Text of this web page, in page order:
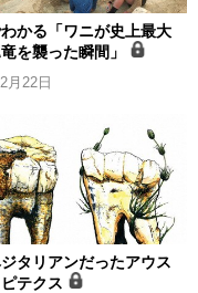
かる「ワニが史上最大
を襲った瞬間」
月22日
タリアンだったアウス
ピテクス